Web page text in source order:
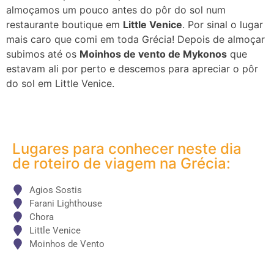
almoçamos um pouco antes do pôr do sol num
restaurante boutique em Little Venice. Por sinal o lugar
mais caro que comi em toda Grécia! Depois de almoçar
subimos até os Moinhos de vento de Mykonos que
estavam ali por perto e descemos para apreciar o pôr
do sol em Little Venice.
Lugares para conhecer neste dia
de roteiro de viagem na Grécia:
Agios Sostis
Farani Lighthouse
Chora
Little Venice
Moinhos de Vento